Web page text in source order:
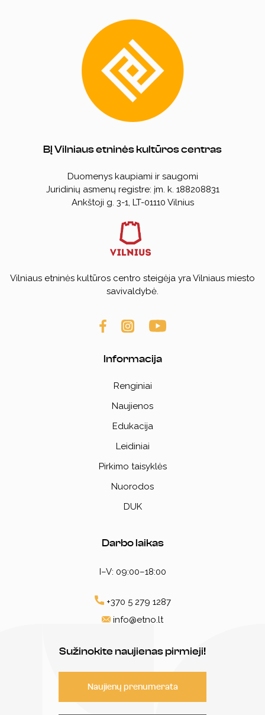
BĮ Vilniaus etninės kultūros centras
Duomenys kaupiami ir saugomi
Juridinių asmenų registre: įm. k. 188208831
Ankštoji g. 3-1, LT-01110 Vilnius
Vilniaus etninės kultūros centro steigėja yra Vilniaus miesto
savivaldybė.
Informacija
Renginiai
Naujienos
Edukacija
Leidiniai
Pirkimo taisyklės
Nuorodos
DUK
Darbo laikas
I–V: 09:00–18:00
+370 5 279 1287
info@etno.lt
Sužinokite naujienas pirmieji!
Naujienų prenumerata